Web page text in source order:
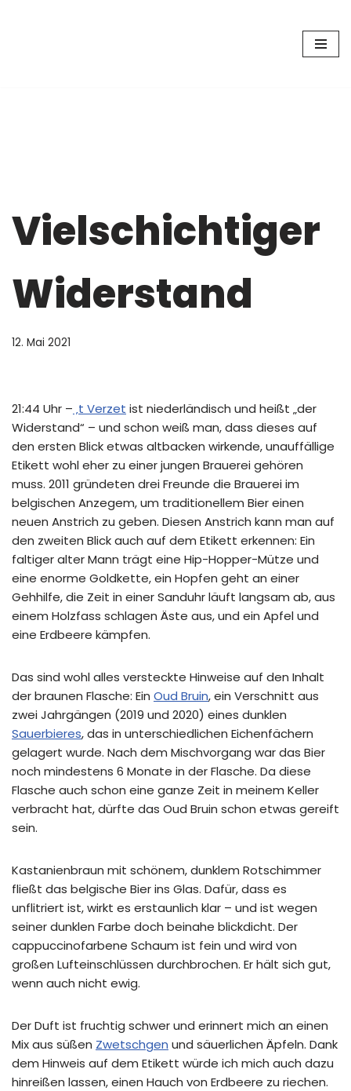
Vielschichtiger
Widerstand
12. Mai 2021
21:44 Uhr – ‚t Verzet ist niederländisch und heißt „der
Widerstand“ – und schon weiß man, dass dieses auf
den ersten Blick etwas altbacken wirkende, unauffällige
Etikett wohl eher zu einer jungen Brauerei gehören
muss. 2011 gründeten drei Freunde die Brauerei im
belgischen Anzegem, um traditionellem Bier einen
neuen Anstrich zu geben. Diesen Anstrich kann man auf
den zweiten Blick auch auf dem Etikett erkennen: Ein
faltiger alter Mann trägt eine Hip-Hopper-Mütze und
eine enorme Goldkette, ein Hopfen geht an einer
Gehhilfe, die Zeit in einer Sanduhr läuft langsam ab, aus
einem Holzfass schlagen Äste aus, und ein Apfel und
eine Erdbeere kämpfen.
Das sind wohl alles versteckte Hinweise auf den Inhalt
der braunen Flasche: Ein Oud Bruin, ein Verschnitt aus
zwei Jahrgängen (2019 und 2020) eines dunklen
Sauerbieres, das in unterschiedlichen Eichenfächern
gelagert wurde. Nach dem Mischvorgang war das Bier
noch mindestens 6 Monate in der Flasche. Da diese
Flasche auch schon eine ganze Zeit in meinem Keller
verbracht hat, dürfte das Oud Bruin schon etwas gereift
sein.
Kastanienbraun mit schönem, dunklem Rotschimmer
fließt das belgische Bier ins Glas. Dafür, dass es
unflitriert ist, wirkt es erstaunlich klar – und ist wegen
seiner dunklen Farbe doch beinahe blickdicht. Der
cappuccinofarbene Schaum ist fein und wird von
großen Lufteinschlüssen durchbrochen. Er hält sich gut,
wenn auch nicht ewig.
Der Duft ist fruchtig schwer und erinnert mich an einen
Mix aus süßen Zwetschgen und säuerlichen Äpfeln. Dank
dem Hinweis auf dem Etikett würde ich mich auch dazu
hinreißen lassen, einen Hauch von Erdbeere zu riechen.